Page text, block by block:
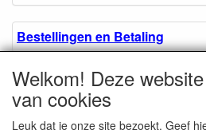
Bestellingen en Betaling
Algemene voorwaarden
Welkom! Deze
van cookies
Leuk dat je onze site bezoekt. Geef